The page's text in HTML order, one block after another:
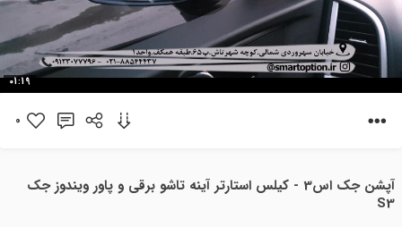
پخش
01:19
0
آپشن جک اس3 - کیلس استارتر آینه تاشو برقی و پاور ویندوز جک
S3